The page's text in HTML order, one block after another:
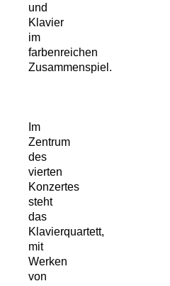
und
Klavier
im
farbenreichen
Zusammenspiel.
Im
Zentrum
des
vierten
Konzertes
steht
das
Klavierquartett,
mit
Werken
von